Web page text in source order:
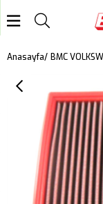
Anasayfa